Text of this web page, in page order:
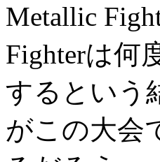
Metallic
Fighterは何
するという
がこの大会